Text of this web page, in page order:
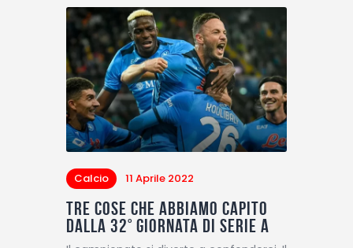
Calcio 11 Aprile 2022
Tre cose che abbiamo capito
dalla 32° giornata di Serie A